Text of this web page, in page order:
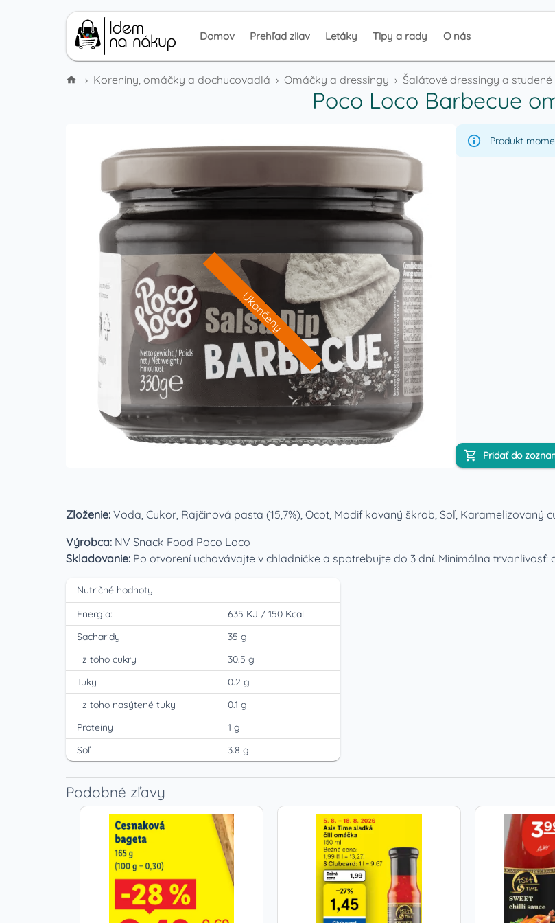
Domov Prehľad zliav Letáky Tipy a rady O nás
› Koreniny, omáčky a dochucovadlá › Omáčky a dressingy › Šalátové dressingy a
Poco Loco Barbecue
Ukončený
Produkt
Pridať do
Zloženie: Voda, Cukor, Rajčinová pasta (15,7%), Ocot, Modifikovaný škrob, Soľ, Karamelizovaný
Výrobca: NV Snack Food Poco Loco
Skladovanie: Po otvorení uchovávajte v chladničke a spotrebujte do 3 dní. Minimálna trvanlivosť:
Nutričné hodnoty
Energia:
635 KJ / 150 Kcal
Sacharidy
35 g
z toho cukry
30.5 g
Tuky
0.2 g
z toho nasýtené tuky
0.1 g
Proteíny
1 g
Soľ
3.8 g
Podobné zľavy